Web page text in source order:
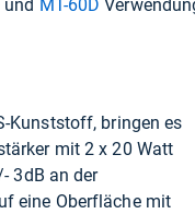
und MT-60D
Kunststoff, bringen es
mit 2 x 20 Watt
3dB an der
eine Oberfläche mit